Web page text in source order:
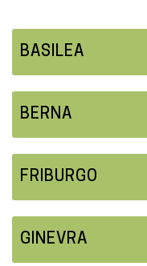
BASILEA
BERNA
FRIBURGO
GINEVRA